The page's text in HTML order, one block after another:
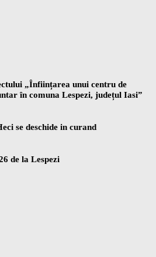
„Înființarea unui centru de
în comuna Lespezi, județul Iasi”
se deschide in curand
de la Lespezi